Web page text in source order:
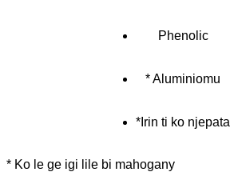
Phenolic
* Aluminiomu
*Irin ti ko njepata
* Ko le ge igi lile bi mahogany